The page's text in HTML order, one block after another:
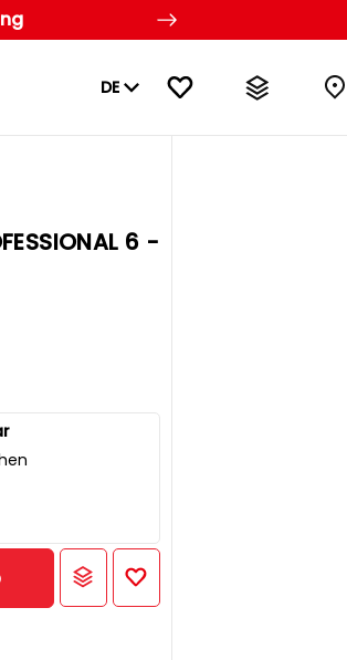
DE
6 -